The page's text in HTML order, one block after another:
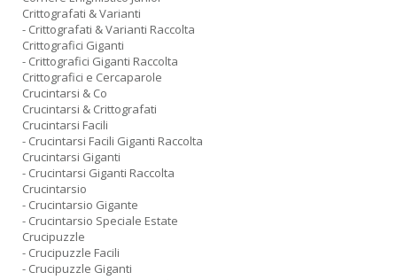
Crittografati & Varianti
- Crittografati & Varianti Raccolta
Crittografici Giganti
- Crittografici Giganti Raccolta
Crittografici e Cercaparole
Crucintarsi & Co
Crucintarsi & Crittografati
Crucintarsi Facili
- Crucintarsi Facili Giganti Raccolta
Crucintarsi Giganti
- Crucintarsi Giganti Raccolta
Crucintarsio
- Crucintarsio Gigante
- Crucintarsio Speciale Estate
Crucipuzzle
- Crucipuzzle Facili
- Crucipuzzle Giganti